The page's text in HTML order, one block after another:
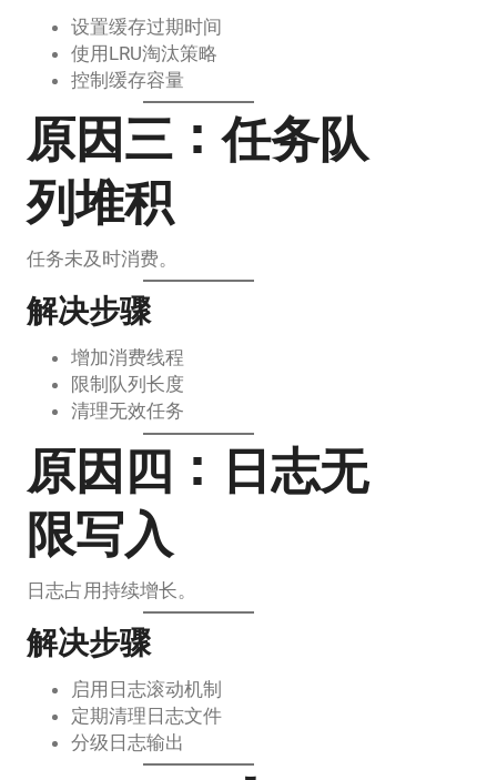
设置缓存过期时间
使用LRU淘汰策略
控制缓存容量
原因三：任务队
列堆积
任务未及时消费。
解决步骤
增加消费线程
限制队列长度
清理无效任务
原因四：日志无
限写入
日志占用持续增长。
解决步骤
启用日志滚动机制
定期清理日志文件
分级日志输出